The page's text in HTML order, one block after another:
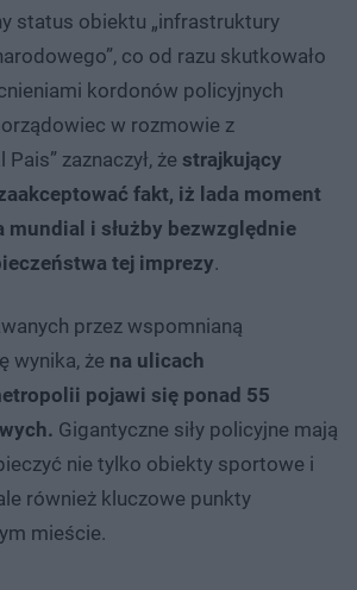
status obiektu „infrastruktury
co od razu skutkowało
kordonów policyjnych
w rozmowie z
zaznaczył, że strajkujący
fakt, iż lada moment
mundial i służby bezwzględnie
tej imprezy.
przez wspomnianą
wynika, że na ulicach
pojawi się ponad 55
Gigantyczne siły policyjne mają
nie tylko obiekty sportowe i
również kluczowe punkty
mieście.